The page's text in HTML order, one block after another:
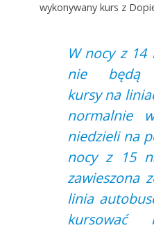
wykonywany kurs z
W nocy z 14
nie będą
kursy na
normalnie
niedzieli na
nocy z 15
zawieszona
linia
kursować